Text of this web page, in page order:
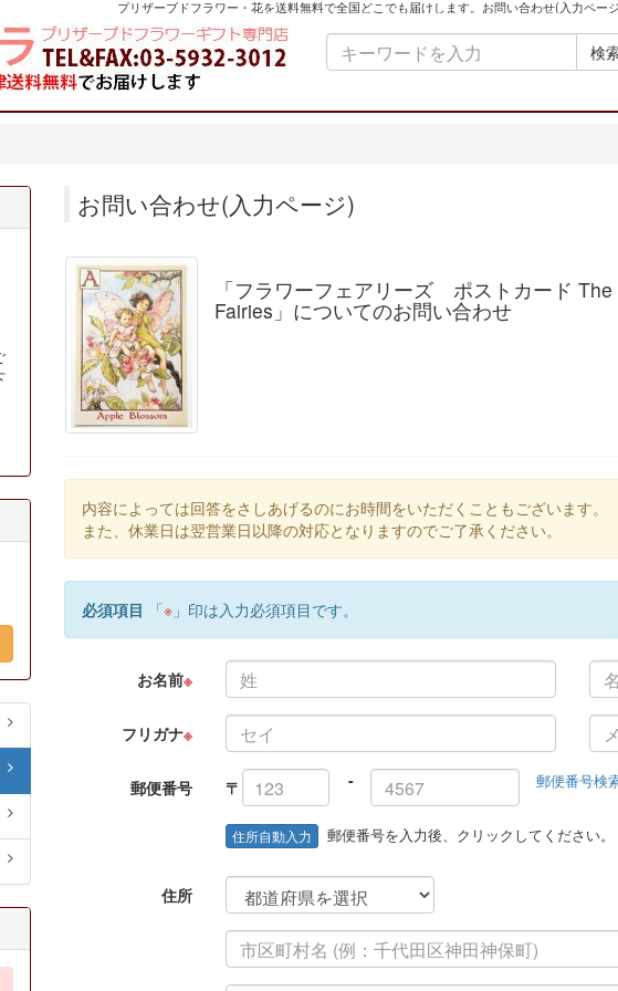
プリザーブドフラワー・花を送料無料で全国どこでも届けします。お問い合わせ(入力ペー
検
お問い合わせ(入力ページ)
「フラワーフェアリーズ ポストカード
Fairies」についてのお問い合わせ
内容によっては回答をさしあげるのにお時間をいただくこともございます。
また、休業日は翌営業日以降の対応となりますのでご了承ください。
必須項目 「※」印は入力必須項目です。
お名前※
フリガナ※
郵便番号 〒 - 郵便番号検
住所自動入力 郵便番号を入力後、クリックしてください。
住所